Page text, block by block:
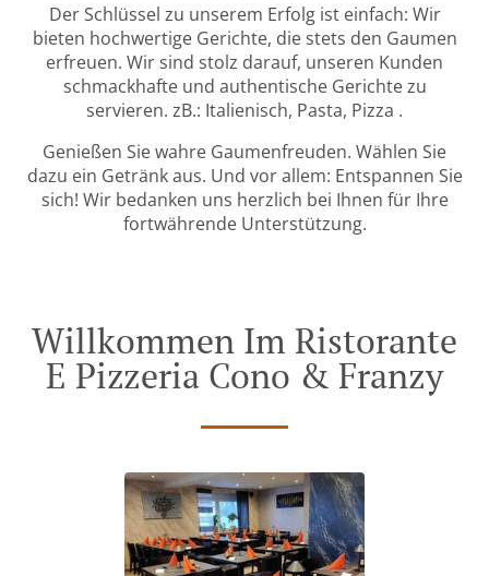
Der Schlüssel zu unserem Erfolg ist einfach: Wir
bieten hochwertige Gerichte, die stets den Gaumen
erfreuen. Wir sind stolz darauf, unseren Kunden
schmackhafte und authentische Gerichte zu
servieren. zB.: Italienisch, Pasta, Pizza .
Genießen Sie wahre Gaumenfreuden. Wählen Sie
dazu ein Getränk aus. Und vor allem: Entspannen Sie
sich! Wir bedanken uns herzlich bei Ihnen für Ihre
fortwährende Unterstützung.
Willkommen Im Ristorante
E Pizzeria Cono & Franzy